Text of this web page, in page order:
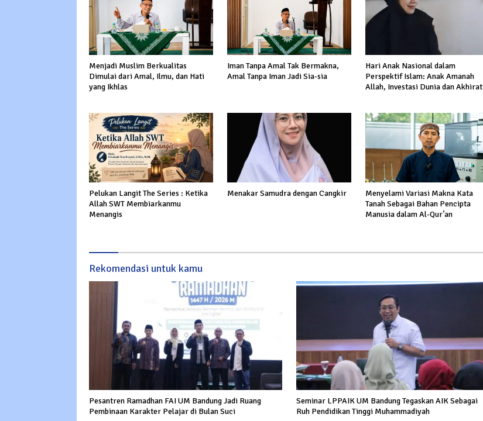
Menjadi Muslim Berkualitas
Dimulai dari Amal, Ilmu, dan Hati
yang Ikhlas
Iman Tanpa Amal Tak Bermakna,
Amal Tanpa Iman Jadi Sia-sia
Hari Anak Nasional dalam
Perspektif Islam: Anak Amanah
Allah, Investasi Dunia dan Akhirat
Pelukan Langit The Series : Ketika
Allah SWT Membiarkanmu
Menangis
Menakar Samudra dengan Cangkir
Menyelami Variasi Makna Kata
Tanah Sebagai Bahan Pencipta
Manusia dalam Al-Qur’an
Rekomendasi untuk kamu
Pesantren Ramadhan FAI UM Bandung Jadi Ruang
Pembinaan Karakter Pelajar di Bulan Suci
Seminar LPPAIK UM Bandung Tegaskan AIK Sebagai
Ruh Pendidikan Tinggi Muhammadiyah